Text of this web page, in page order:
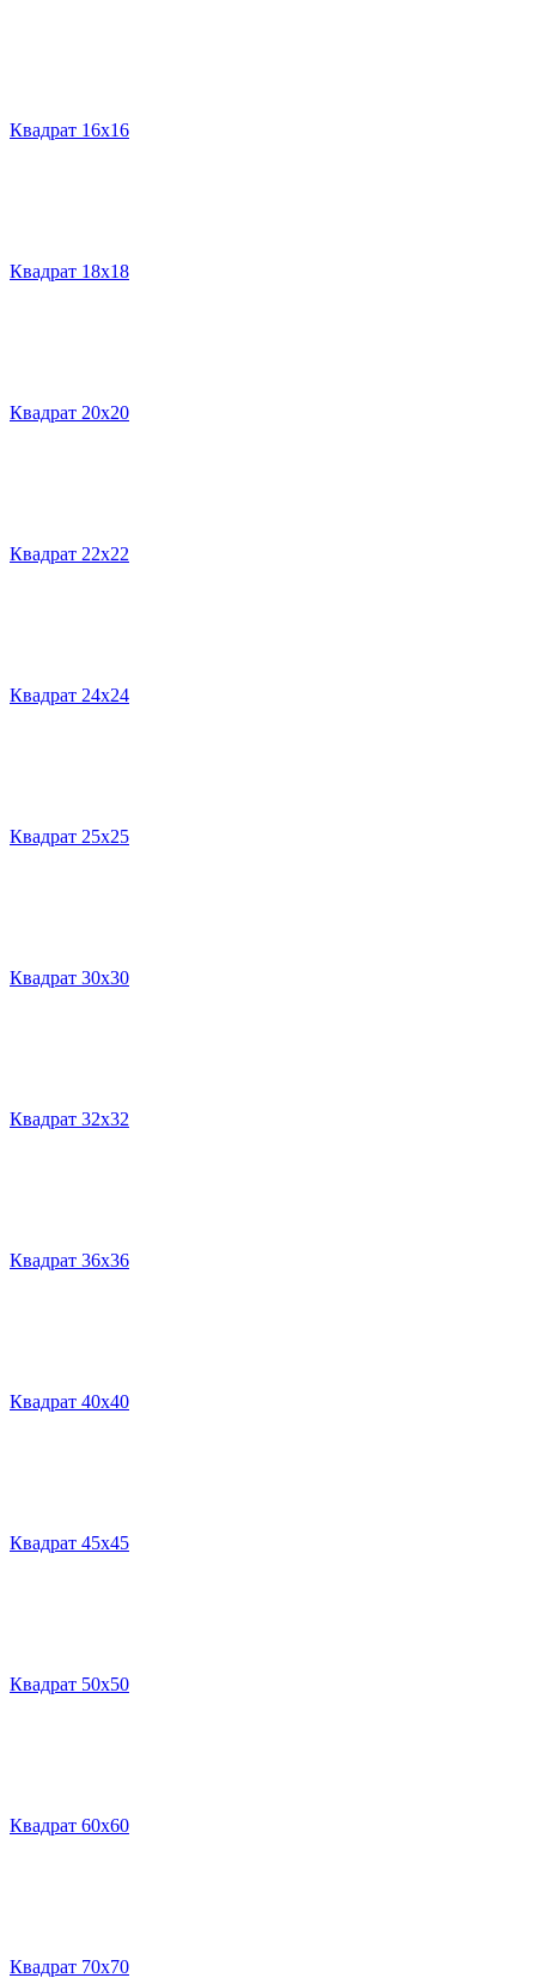
Квадрат 16х16
Квадрат 18х18
Квадрат 20х20
Квадрат 22х22
Квадрат 24х24
Квадрат 25х25
Квадрат 30х30
Квадрат 32х32
Квадрат 36х36
Квадрат 40х40
Квадрат 45х45
Квадрат 50х50
Квадрат 60х60
Квадрат 70х70